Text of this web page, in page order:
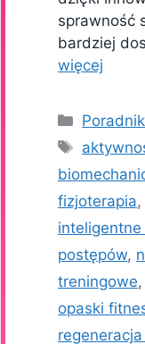
sprawność
bardziej
więcej
Kategorie
Poradnik
Tagi
fizjoterapia,
inteligentne
postępów,
treningowe,
opaski